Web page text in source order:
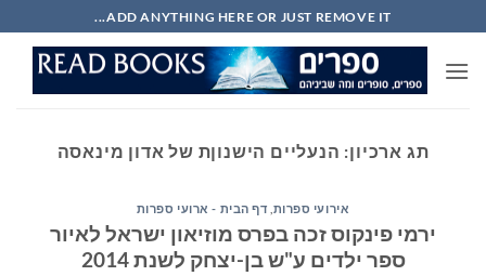
to
content
ADD ANYTHING HERE OR JUST REMOVE IT...
תג ארכיון: הנעליים הישנוןת של אדון מינאסה
אירועי ספרות דף הבית - ארועי ספרות
ירמי פינקוס זכה בפרס מוזיאון ישראל לאיור
ספר ילדים ע"ש בן-יצחק לשנת 2014